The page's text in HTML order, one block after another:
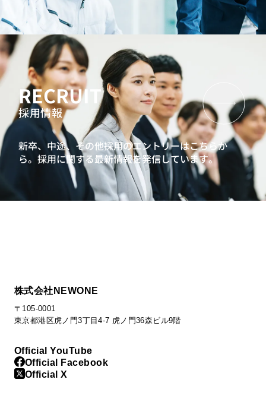
RECRUIT
採用情報
新卒、中途、その他採用のエントリーはこちらか
ら。採用に関する最新情報を発信しています。
株式会社NEWONE
〒105-0001
東京都港区虎ノ門3丁目4-7 虎ノ門36森ビル9階
Official YouTube
Official Facebook
Official X